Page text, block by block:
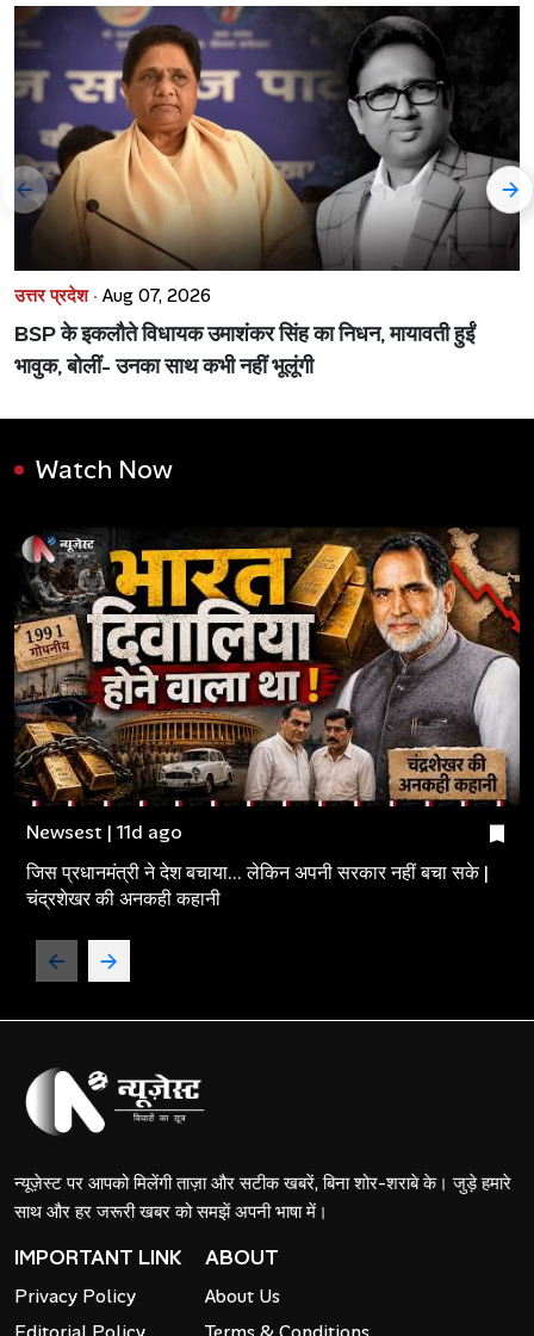
उत्तर प्रदेश · Aug 07, 2026
BSP के इकलौते विधायक उमाशंकर सिंह का निधन, मायावती हुईं
भावुक, बोलीं- उनका साथ कभी नहीं भूलूंगी
Watch Now
Newsest | 11d ago
जिस प्रधानमंत्री ने देश बचाया... लेकिन अपनी सरकार नहीं बचा सके |
चंद्रशेखर की अनकही कहानी
न्यूज़ेस्ट पर आपको मिलेंगी ताज़ा और सटीक खबरें, बिना शोर-शराबे के। जुड़े हमारे
साथ और हर जरूरी खबर को समझें अपनी भाषा में।
IMPORTANT LINK
Privacy Policy
ABOUT
About Us